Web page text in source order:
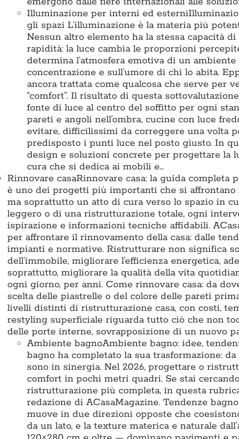
Illuminazione per interni ed esterni
gli spazi L’illuminazione è la materia più
Nessun altro elemento ha la stessa capacità
rapidità: la luce cambia le proporzioni
determina l’atmosfera emotiva di un
concentrazione e sull’umore di chi lo abita.
ancora trattata come qualcosa che serve per
“comfort”. Il risultato di questa
fonte di luce al centro del soffitto per ogni
pareti e angoli nell’ombra, cucine con luce
evitare, difficilissimi da correggere una volta
predisposto i punti luce nel posto giusto. In
design e soluzioni concrete per progettare la
cura che si dedica ai mobili e…
Rinnovare casaRinnovare casa: la guida completa
è uno dei progetti più importanti che si
ma soprattutto un atto di cura verso lo spazio in
leggero o di una ristrutturazione totale, ogni
ispirazione e informazioni tecniche affidabili.
per affrontare il rinnovamento della casa: dalle
impianti e normative. Ristrutturare non significa
dell’immobile, migliorare l’efficienza energetica,
soprattutto, migliorare la qualità della vita
ogni giorno, per anni. Come rinnovare casa: da
scelta delle piastrelle o del colore delle pareti
livelli distinti di ristrutturazione casa, con costi,
restyling superficiale riguarda tutto ciò che non
delle porte interne, sovrapposizione di un nuovo
Ambiente bagnoAmbiente bagno: idee,
bagno ha completato la sua trasformazione:
sono in sinergia. Nel 2026, progettare o
comfort in pochi metri quadri. Se stai
ristrutturazione più completa, in questa
redazione di ACasaMagazine. Tendenze
muove in due direzioni opposte che
da un lato, e la texture materica e naturale